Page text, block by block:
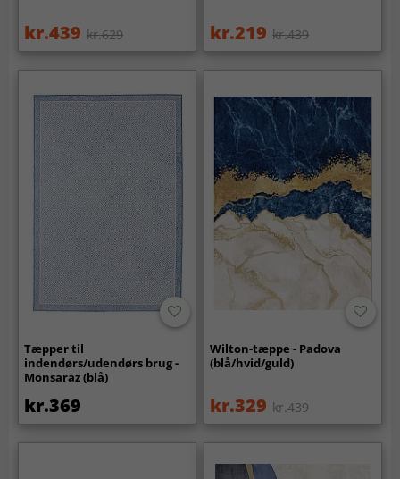
kr.439 kr.629 kr.219 kr.439
Tæpper til
indendørs/udendørs brug -
Monsaraz (blå)
kr.369
Wilton-tæppe - Padova
(blå/hvid/guld)
kr.329 kr.439